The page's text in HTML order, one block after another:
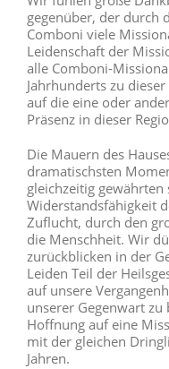
gegenüber, der durch
Comboni viele
Leidenschaft der
alle Comboni-
Jahrhunderts zu
auf die eine oder
Präsenz in dieser
Die Mauern des
dramatischsten
gleichzeitig
Widerstandsfähigkeit
Zuflucht, durch den
die Menschheit. Wir
zurückblicken in der
Leiden Teil der
auf unsere
unserer Gegenwart
Hoffnung auf eine
mit der gleichen
Jahren.